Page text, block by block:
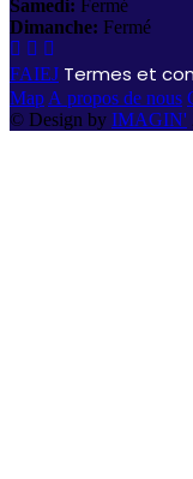
Samedi: Fermé
Dimanche: Fermé
FAIEJ Termes et
Map A propos de nous
© Design by IMAGIN'